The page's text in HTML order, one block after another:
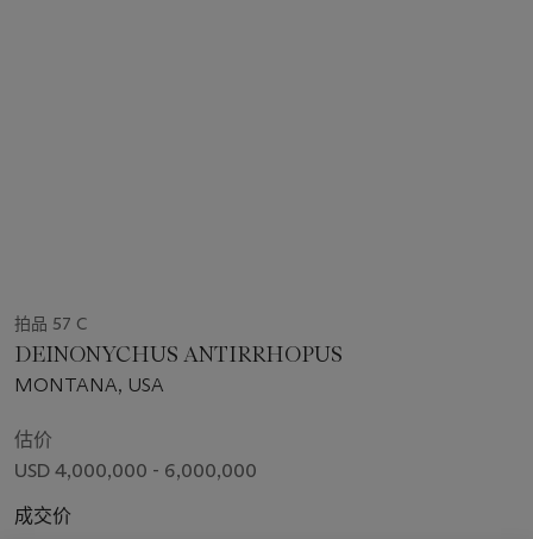
拍品 57 C
DEINONYCHUS ANTIRRHOPUS
MONTANA, USA
估价
USD 4,000,000 - 6,000,000
成交价